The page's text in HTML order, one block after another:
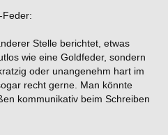
Feder:
Stelle berichtet, etwas
wie eine Goldfeder, sondern
oder unangenehm hart im
recht gerne. Man könnte
kommunikativ beim Schreiben